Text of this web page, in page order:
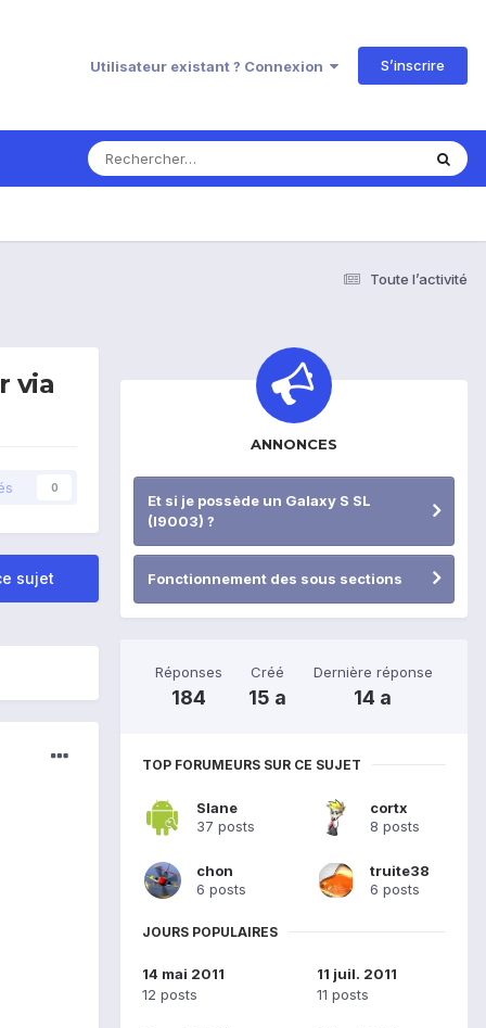
Utilisateur existant ? Connexion S’inscrire
Toute l’activité
via
0
sujet
ANNONCES
Et si je possède un Galaxy S SL
(I9003) ?
Fonctionnement des sous sections
Réponses
184
Créé
15 a
Dernière réponse
14 a
TOP FORUMEURS SUR CE SUJET
Slane
37 posts
cortx
8 posts
chon
6 posts
truite38
6 posts
JOURS POPULAIRES
14 mai 2011
12 posts
11 juil. 2011
11 posts